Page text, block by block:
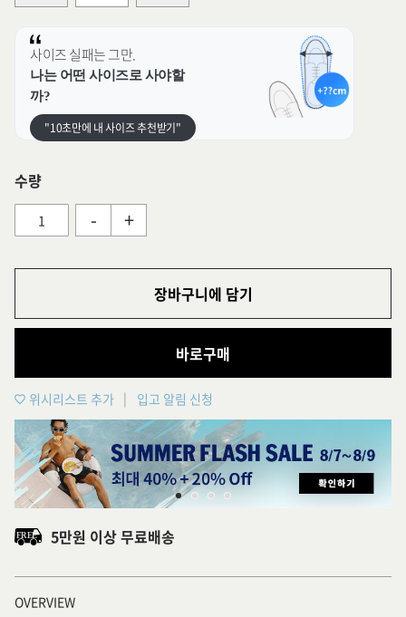
사이즈 실패는 그만.
나는 어떤 사이즈로 사야할
까?
"10초만에 내 사이즈 추천받기"
수량
- +
장바구니에 담기
바로구매
위시리스트 추가 입고 알림 신청
5만원 이상 무료배송
OVERVIEW